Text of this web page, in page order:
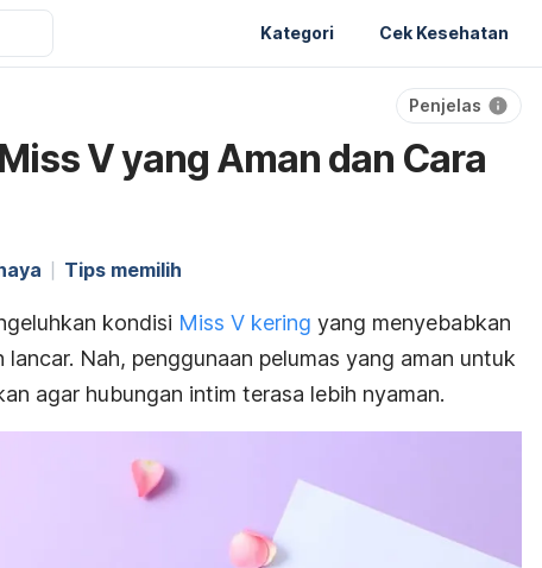
Kategori Cek Kesehatan
Penjelas
V yang Aman dan Cara
Tips memilih
kondisi Miss V kering yang menyebabkan
Nah, penggunaan pelumas yang aman untuk
agar hubungan intim terasa lebih nyaman.